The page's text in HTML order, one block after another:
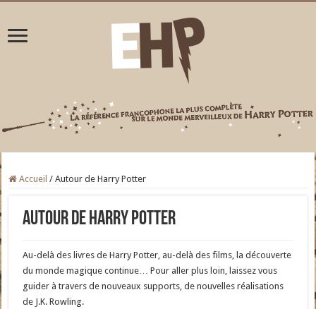
Accueil / Autour de Harry Potter
Autour de Harry Potter
Au-delà des livres de Harry Potter, au-delà des films, la découverte
du monde magique continue… Pour aller plus loin, laissez vous
guider à travers de nouveaux supports, de nouvelles réalisations
de J.K. Rowling.